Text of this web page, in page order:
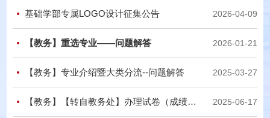
2026-04-09
基础学部专属LOGO设计征集公告
2026-01-21
【教务】重选专业——问题解答
2025-03-27
【教务】专业介绍暨大类分流--问题解答
2025-06-17
【教务】【转自教务处】办理试卷（成绩）复查、复核的办法